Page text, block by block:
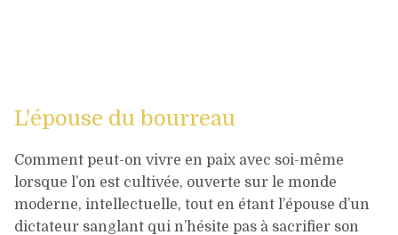
L'épouse du bourreau
Comment peut-on vivre en paix avec soi-même
lorsque l’on est cultivée, ouverte sur le monde
moderne, intellectuelle, tout en étant l’épouse d’un
dictateur sanglant qui n’hésite pas à sacrifier son